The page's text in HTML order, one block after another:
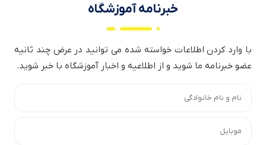
خبرنامه آموزشگاه
با وارد کردن اطلاعات خواسته شده می توانید در عرض چند ثانیه
عضو خبرنامه ما شوید و از اطلاعیه و اخبار آموزشگاه با خبر شوید.